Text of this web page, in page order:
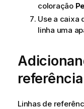
coloração
Use a caixa
linha uma
Linhas de